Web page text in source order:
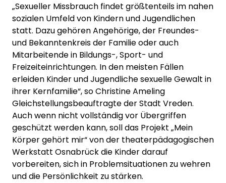
„Sexueller Missbrauch findet größtenteils im nahen
sozialen Umfeld von Kindern und Jugendlichen
statt. Dazu gehören Angehörige, der Freundes-
und Bekanntenkreis der Familie oder auch
Mitarbeitende in Bildungs-, Sport- und
Freizeiteinrichtungen. In den meisten Fällen
erleiden Kinder und Jugendliche sexuelle Gewalt in
ihrer Kernfamilie“, so Christine Ameling
Gleichstellungsbeauftragte der Stadt Vreden.
Auch wenn nicht vollständig vor Übergriffen
geschützt werden kann, soll das Projekt „Mein
Körper gehört mir“ von der theaterpädagogischen
Werkstatt Osnabrück die Kinder darauf
vorbereiten, sich in Problemsituationen zu wehren
und die Persönlichkeit zu stärken.